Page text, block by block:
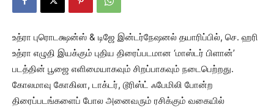
உத்ரா புரொடக்ஷன்ஸ் & டிஜே இன்டர்நேஷனல் தயாரிப்பில், செ. ஹரி
உத்ரா எழுதி இயக்கும் புதிய திரைப்படமான ‘மாஸ்டர் பிளான்’
படத்தின் பூஜை எளிமையாகவும் சிறப்பாகவும் நடைபெற்றது.
கோலமாவு கோகிலா, டாக்டர், டூரிஸ்ட் ஃபேமிலி போன்ற
திரைப்படங்களைப் போல அனைவரும் ரசிக்கும் வகையில்